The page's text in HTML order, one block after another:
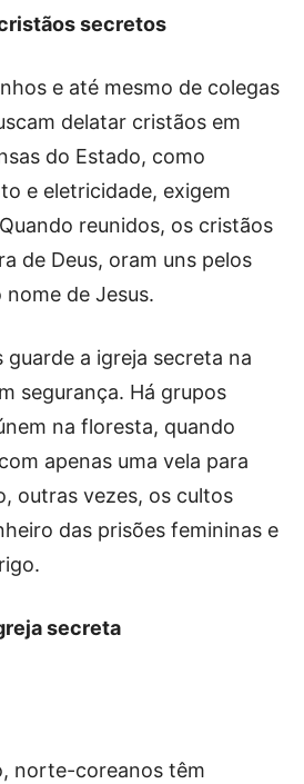
secretos
e até mesmo de colegas
delatar cristãos em
do Estado, como
e eletricidade, exigem
reunidos, os cristãos
de Deus, oram uns pelos
de Jesus.
guarde a igreja secreta na
segurança. Há grupos
na floresta, quando
apenas uma vela para
outras vezes, os cultos
das prisões femininas e
secreta
norte-coreanos têm